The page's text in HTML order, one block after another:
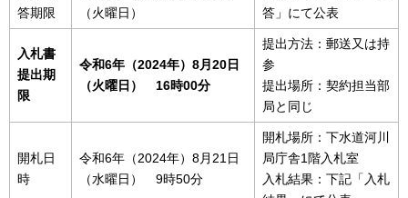
答期限
（火曜日）
答」にて公表
入札書
提出期
限
令和6年（2024年）8月20日
（火曜日） 16時00分
提出方法：郵送又は持
参
提出場所：契約担当部
局と同じ
開札日
時
令和6年（2024年）8月21日
（水曜日） 9時50分
開札場所：下水道河川
局庁舎1階入札室
入札結果：下記「入札